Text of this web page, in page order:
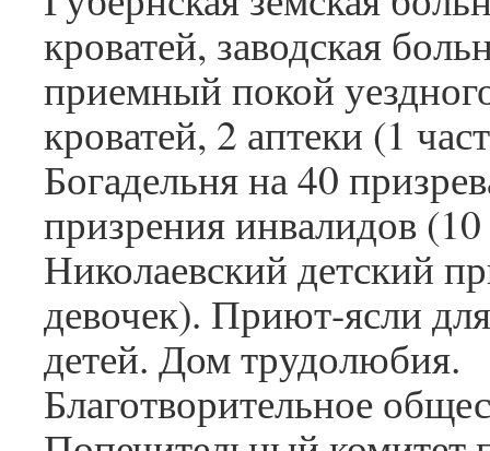
кроватей, заводская
приемный покой
кроватей, 2 аптеки (1
Богадельня на 40
призрения инвалидов
Николаевский детский
девочек). Приют-ясли
детей. Дом трудолюбия.
Благотворительное